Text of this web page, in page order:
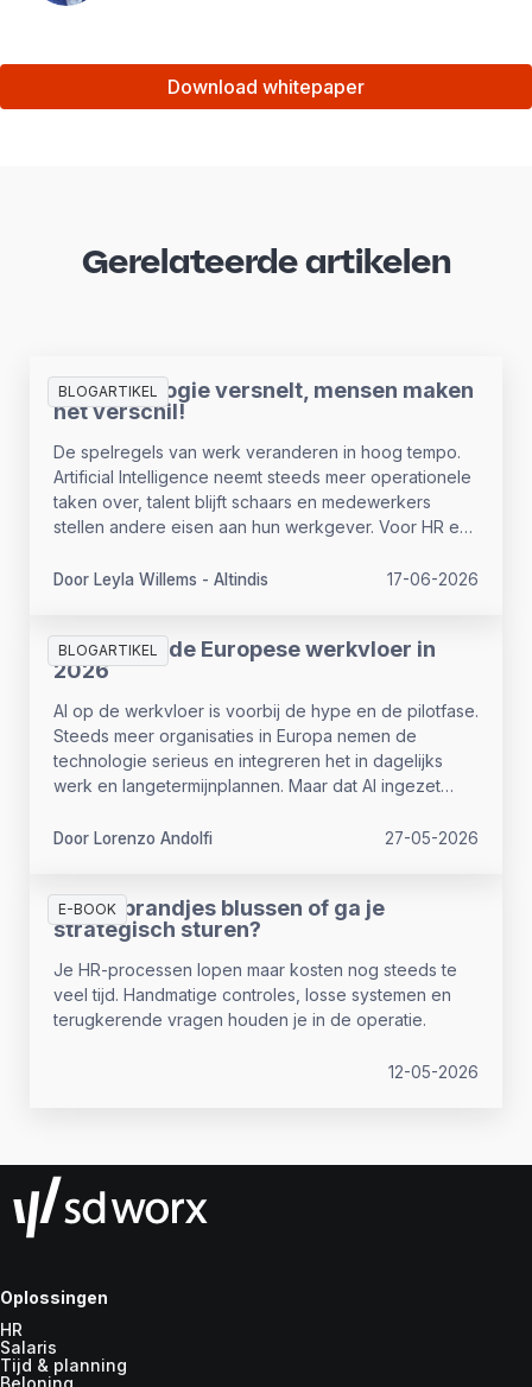
Download whitepaper
Gerelateerde artikelen
BLOGARTIKEL
AI-technologie versnelt, mensen maken
het verschil!
De spelregels van werk veranderen in hoog tempo.
Artificial Intelligence neemt steeds meer operationele
taken over, talent blijft schaars en medewerkers
stellen andere eisen aan hun werkgever. Voor HR en
verschuiving. Lees hier het interview van onze
Door Leyla Willems - Altindis 17-06-2026
BLOGARTIKEL
AI in HR op de Europese werkvloer in
2026
AI op de werkvloer is voorbij de hype en de pilotfase.
Steeds meer organisaties in Europa nemen de
technologie serieus en integreren het in dagelijks
werk en langetermijnplannen. Maar dat AI ingezet
Door Lorenzo Andolfi 27-05-2026
E-BOOK
Blijf je brandjes blussen of ga je
strategisch sturen?
Je HR-processen lopen maar kosten nog steeds te
veel tijd. Handmatige controles, losse systemen en
terugkerende vragen houden je in de operatie.
12-05-2026
Oplossingen
HR
Salaris
Tijd & planning
Beloning